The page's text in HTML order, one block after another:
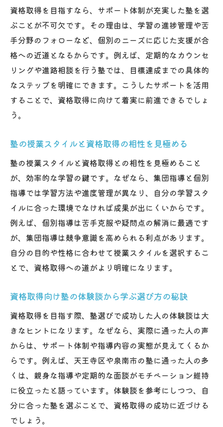
塾のサポート体制が資格取得率を高める仕
組み
資格取得を後押しする泉南市塾の学習環境
の魅力
泉南市塾で資格取得を目指す際のポイント
解説
塾が提供する資格取得支援サービスの実態
天王寺区の塾が誇る資格取得サポート体制
塾の学習サポートが資格取得を支える理由
天王寺区の塾で利用できる資格取得対策講
座
塾による個別サポートで資格取得を目指す
方法
資格取得に効果的な塾のフォローアップ体
制
現
資格取得なら塾の活用が効果的な訳
塾を利用することで資格取得が効率的に進
む理由
資格取得対策における塾活用のメリットを
解説
塾のカリキュラムが資格取得に与える影響
資格取得を目指すなら、サポート体制が充実した塾を選
ぶことが不可欠です。その理由は、学習の進捗管理や苦
手分野のフォローなど、個別のニーズに応じた支援が合
格への近道となるからです。例えば、定期的なカウンセ
リングや進路相談を行う塾では、目標達成までの具体的
なステップを明確にできます。こうしたサポートを活用
することで、資格取得に向けて着実に前進できるでしょ
う。
塾の授業スタイルと資格取得の相性を見極める
塾の授業スタイルと資格取得との相性を見極めること
が、効率的な学習の鍵です。なぜなら、集団指導と個別
指導では学習方法や進度管理が異なり、自分の学習スタ
イルに合った環境でなければ成果が出にくいからです。
例えば、個別指導は苦手克服や疑問点の解消に最適です
が、集団指導は競争意識を高められる利点があります。
自分の目的や性格に合わせて授業スタイルを選択するこ
とで、資格取得への道がより明確になります。
資格取得向け塾の体験談から学ぶ選び方の秘訣
資格取得を目指す際、塾選びで成功した人の体験談は大
きなヒントになります。なぜなら、実際に通った人の声
からは、サポート体制や指導内容の実態が見えてくるか
らです。例えば、天王寺区や泉南市の塾に通った人の多
くは、親身な指導や定期的な面談がモチベーション維持
に役立ったと語っています。体験談を参考にしつつ、自
分に合った塾を選ぶことで、資格取得の成功に近づける
でしょう。